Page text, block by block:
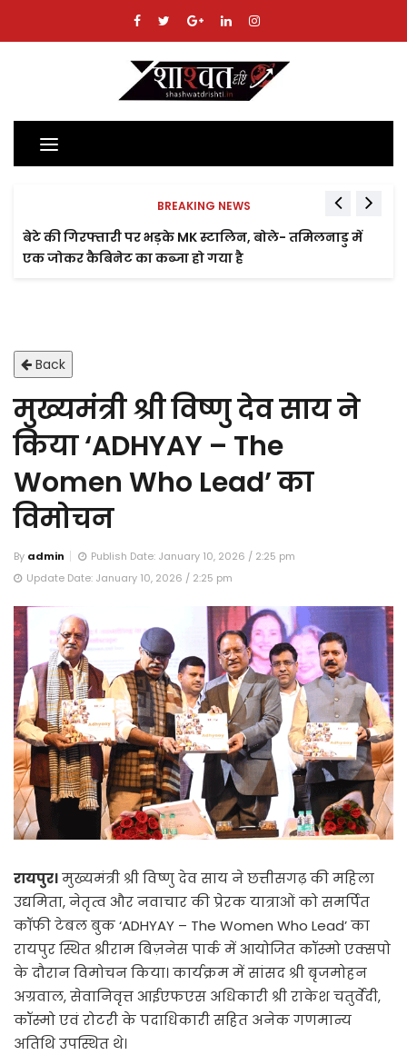
Toggle
navigation
BREAKING NEWS
बेटे की गिरफ्तारी पर भड़के MK स्टालिन, बोले- तमिलनाडु में
एक जोकर कैबिनेट का कब्जा हो गया है
Back
मुख्यमंत्री श्री विष्णु देव साय ने
किया ‘ADHYAY – The
Women Who Lead’ का
विमोचन
By admin
Publish Date: January 10, 2026 / 2:25 pm
Update Date: January 10, 2026 / 2:25 pm
रायपुर।मुख्यमंत्री श्री विष्णु देव साय ने छत्तीसगढ़ की महिला
उद्यमिता, नेतृत्व और नवाचार की प्रेरक यात्राओं को समर्पित
कॉफी टेबल बुक ‘ADHYAY – The Women Who Lead’ का
रायपुर स्थित श्रीराम बिज़नेस पार्क में आयोजित कॉस्मो एक्सपो
के दौरान विमोचन किया। कार्यक्रम में सांसद श्री बृजमोहन
अग्रवाल, सेवानिवृत्त आईएफएस अधिकारी श्री राकेश चतुर्वेदी,
कॉस्मो एवं रोटरी के पदाधिकारी सहित अनेक गणमान्य
अतिथि उपस्थित थे।